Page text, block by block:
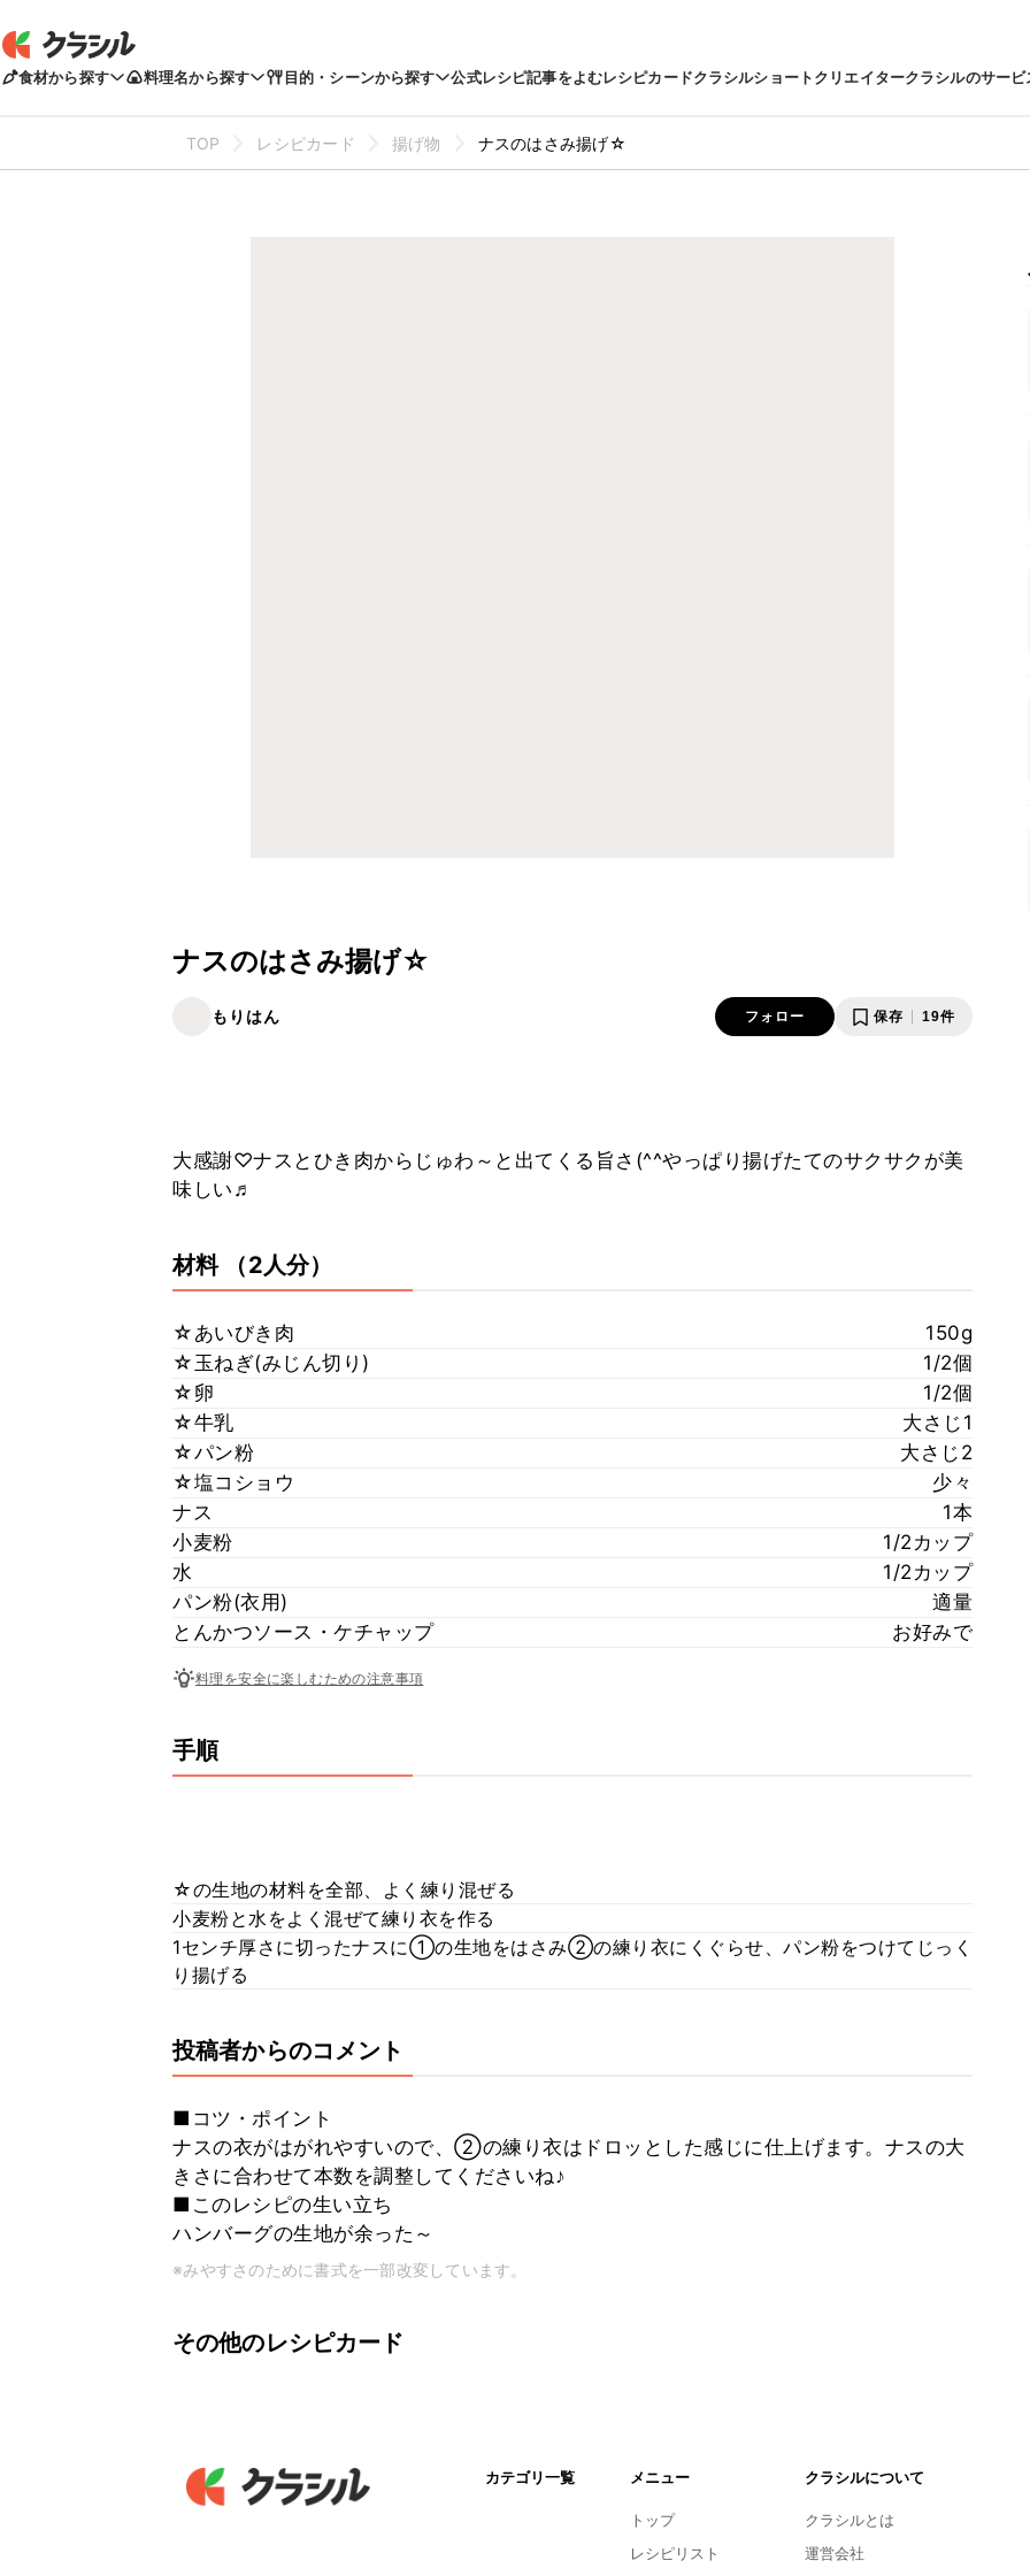
食材から探す 料理名から探す 目的・シーンから探す 公式レシピ記事をよむレシピカードクラシルショートクリエイタークラシルのサービ
TOP レシピカード 揚げ物 ナスのはさみ揚げ☆
ナスのはさみ揚げ☆
もりはん フォロー 保存 19件
大感謝♡ナスとひき肉からじゅわ～と出てくる旨さ(^^やっぱり揚げたてのサクサクが美
味しい♬
材料 （2人分）
☆あいびき肉
150g
☆玉ねぎ(みじん切り)
1/2個
☆卵
1/2個
☆牛乳
大さじ1
☆パン粉
大さじ2
☆塩コショウ
少々
ナス
1本
小麦粉
1/2カップ
水
1/2カップ
パン粉(衣用)
適量
とんかつソース・ケチャップ
お好みで
料理を安全に楽しむための注意事項
手順
☆の生地の材料を全部、よく練り混ぜる
小麦粉と水をよく混ぜて練り衣を作る
1センチ厚さに切ったナスに①の生地をはさみ②の練り衣にくぐらせ、パン粉をつけてじっく
り揚げる
投稿者からのコメント
■コツ・ポイント
ナスの衣がはがれやすいので、②の練り衣はドロッとした感じに仕上げます。ナスの大
きさに合わせて本数を調整してくださいね♪
■このレシピの生い立ち
ハンバーグの生地が余った～
※みやすさのために書式を一部改変しています。
その他のレシピカード
カテゴリ一覧 メニュー
トップ
レシピリスト
クラシルについて
クラシルとは
運営会社